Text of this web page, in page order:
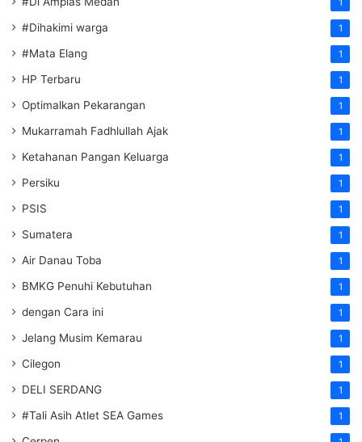
#Dihakimi warga 1
#Mata Elang 1
HP Terbaru 1
Optimalkan Pekarangan 1
Mukarramah Fadhlullah Ajak 1
Ketahanan Pangan Keluarga 1
Persiku 1
PSIS 1
Sumatera 1
Air Danau Toba 1
BMKG Penuhi Kebutuhan 1
dengan Cara ini 1
Jelang Musim Kemarau 1
Cilegon 1
DELI SERDANG 1
#Tali Asih Atlet SEA Games 1